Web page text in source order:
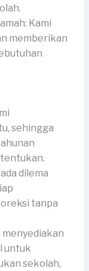
Kami
memberikan
sehingga
dilema
tanpa
menyediakan
untuk
sekolah,